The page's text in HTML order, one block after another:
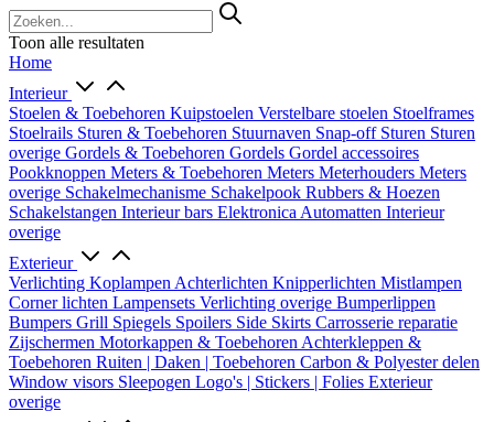
Toon alle resultaten
Home
Interieur
Stoelen & Toebehoren Kuipstoelen Verstelbare stoelen Stoelframes
Stoelrails Sturen & Toebehoren Stuurnaven Snap-off Sturen Sturen
overige Gordels & Toebehoren Gordels Gordel accessoires
Pookknoppen Meters & Toebehoren Meters Meterhouders Meters
overige Schakelmechanisme Schakelpook Rubbers & Hoezen
Schakelstangen Interieur bars Elektronica Automatten Interieur
overige
Exterieur
Verlichting Koplampen Achterlichten Knipperlichten Mistlampen
Corner lichten Lampensets Verlichting overige Bumperlippen
Bumpers Grill Spiegels Spoilers Side Skirts Carrosserie reparatie
Zijschermen Motorkappen & Toebehoren Achterkleppen &
Toebehoren Ruiten | Daken | Toebehoren Carbon & Polyester delen
Window visors Sleepogen Logo's | Stickers | Folies Exterieur
overige